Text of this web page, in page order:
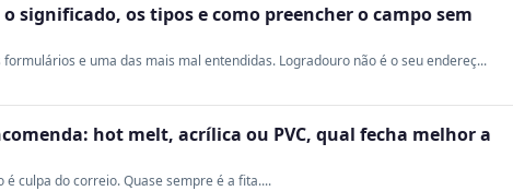
significado, os tipos e como preencher o campo sem
e uma das mais mal entendidas. Logradouro não é o seu endereç...
hot melt, acrílica ou PVC, qual fecha melhor a
é culpa do correio. Quase sempre é a fita....